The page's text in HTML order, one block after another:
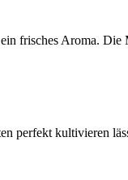
frisches Aroma. Die
perfekt kultivieren